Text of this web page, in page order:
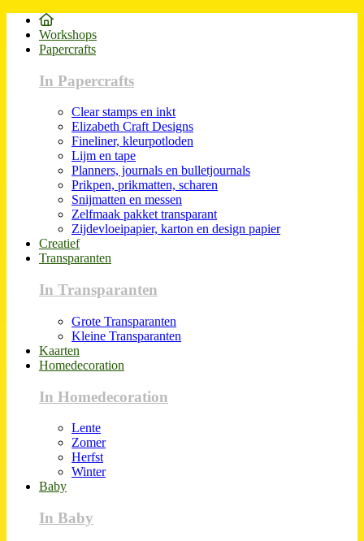
Workshops
Papercrafts
In Papercrafts
Clear stamps en inkt
Elizabeth Craft Designs
Fineliner, kleurpotloden
Lijm en tape
Planners, journals en bulletjournals
Prikpen, prikmatten, scharen
Snijmatten en messen
Zelfmaak pakket transparant
Zijdevloeipapier, karton en design papier
Creatief
Transparanten
In Transparanten
Grote Transparanten
Kleine Transparanten
Kaarten
Homedecoration
In Homedecoration
Lente
Zomer
Herfst
Winter
Baby
In Baby